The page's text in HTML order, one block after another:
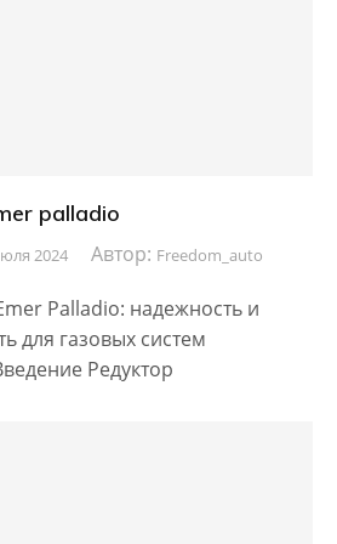
palladio
2024 Автор: Freedom_auto
Palladio: надежность и
для газовых систем
Редуктор